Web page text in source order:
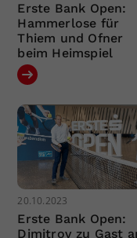
Erste Bank Open:
Hammerlose für
Thiem und Ofner
beim Heimspiel
20.10.2023
Erste Bank Open:
Dimitrov zu Gast